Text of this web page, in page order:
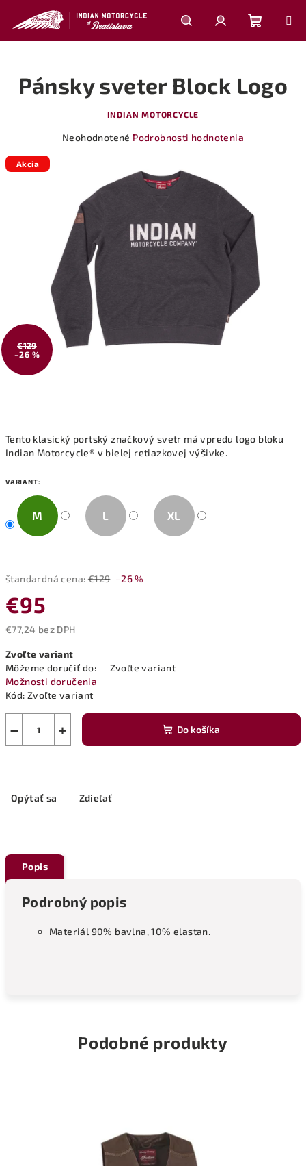
obsah
HľadaťPrihlásenie
košík
Tento klasický portský značkový svetr má vpredu logo bloku
Indian Motorcycle® v bielej retiazkovej výšivke.
VARIANT:
M L XL
štandardná cena: €129 –26 %
€95
€77,24 bez DPH
cena:
Zvoľte variant
Môžeme doručiť do:
Zvoľte variant
Možnosti doručenia
Kód: Zvoľte variant
+
− Do košíka
Opýtať sa Zdieľať
Pánsky sveter Block Logo
INDIAN MOTORCYCLE
Priemerné
hviezdičiek.
Neohodnotené Podrobnosti hodnotenia
Akcia
€129
–26 %
Popis
Podrobný popis
Materiál 90% bavlna, 10% elastan.
Podobné produkty